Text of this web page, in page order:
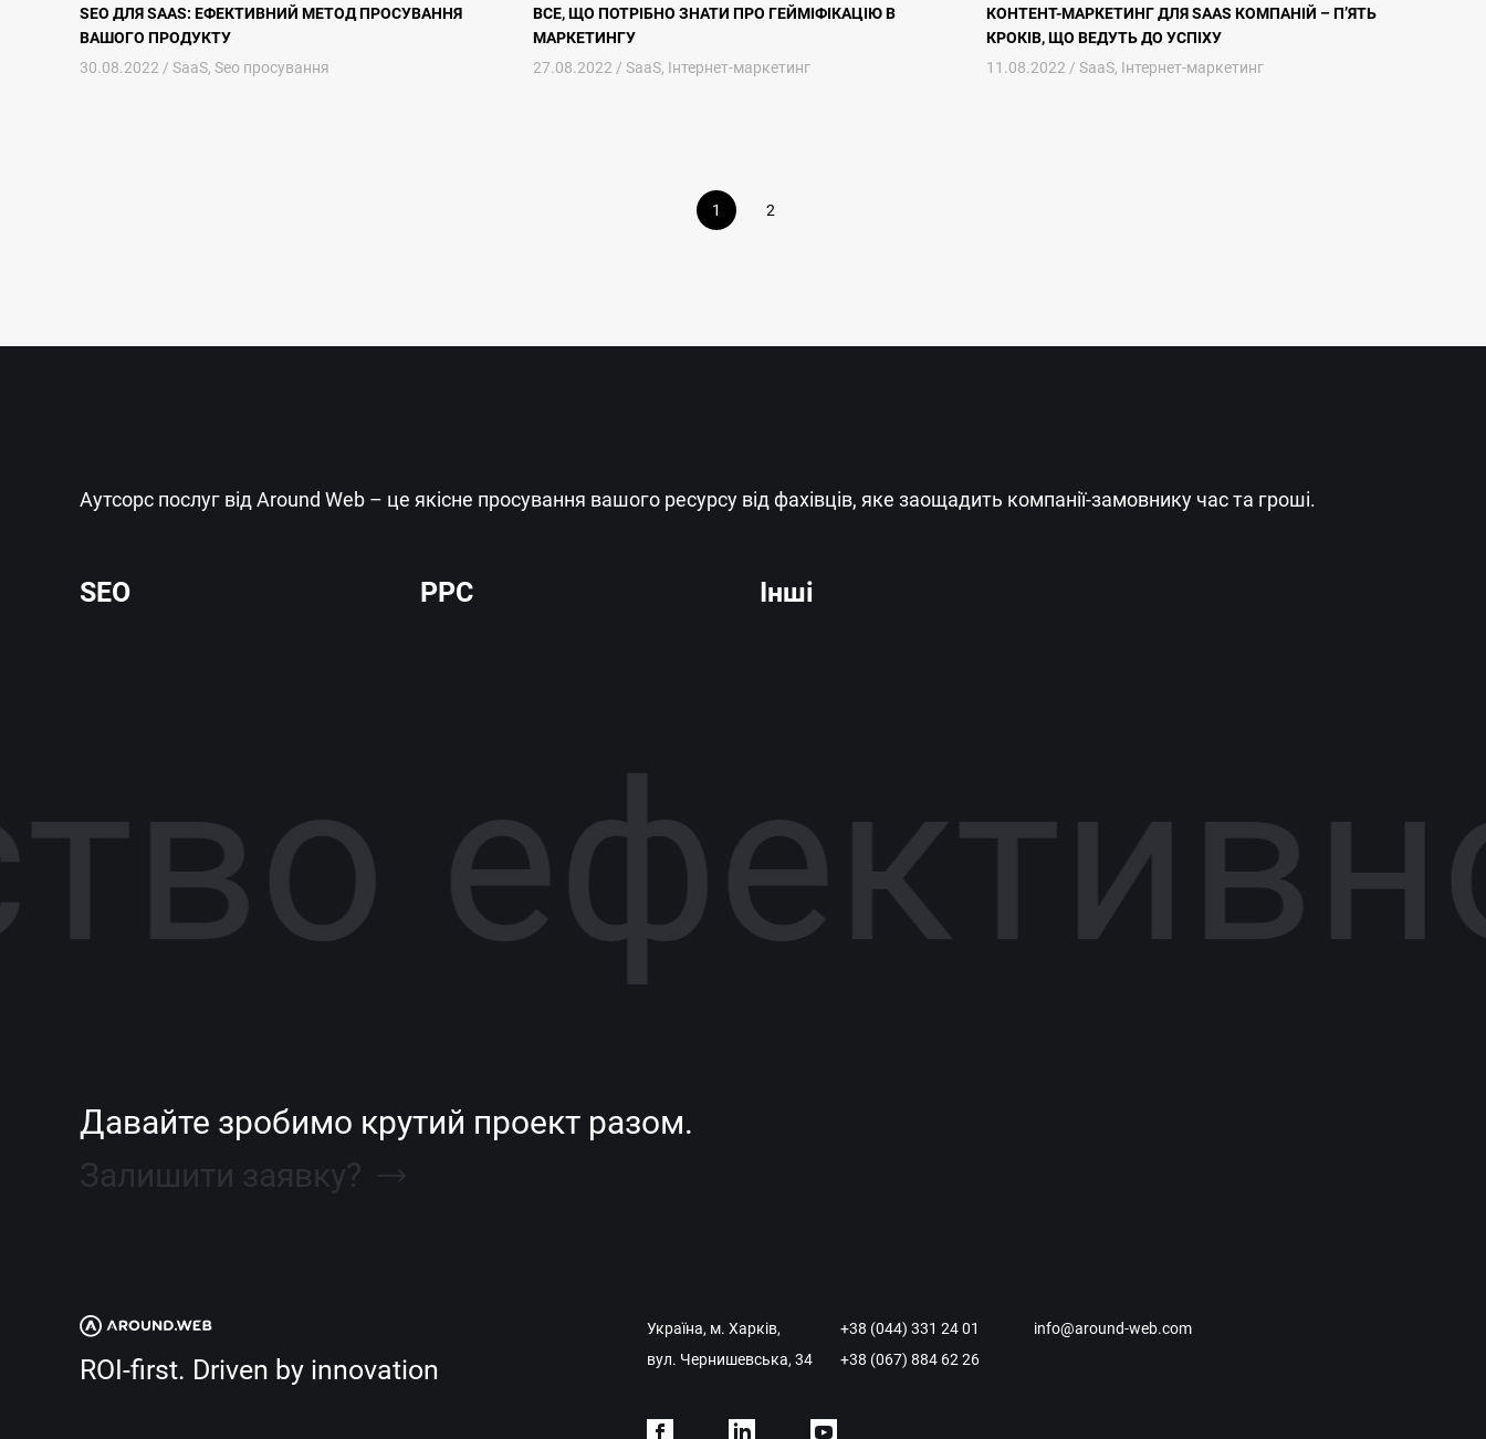
SEO ДЛЯ SAAS: ЕФЕКТИВНИЙ МЕТОД ПРОСУВАННЯ
ВАШОГО ПРОДУКТУ
30.08.2022 / SaaS, Seo просування
ВСЕ, ЩО ПОТРІБНО ЗНАТИ ПРО ГЕЙМІФІКАЦІЮ В
МАРКЕТИНГУ
27.08.2022 / SaaS, Інтернет-маркетинг
КОНТЕНТ-МАРКЕТИНГ ДЛЯ SAAS КОМПАНІЙ – П’ЯТЬ
КРОКІВ, ЩО ВЕДУТЬ ДО УСПІХУ
11.08.2022 / SaaS, Інтернет-маркетинг
1 2
Аутсорс послуг від Around Web – це якісне просування вашого ресурсу від фахівців, яке заощадить компанії-замовнику час та гроші.
SEO PPC Інші
Давайте зробимо крутий проект разом.
Залишити заявку?
ROI-first. Driven by innovation
Україна, м. Харків,
вул. Чернишевська, 34
+38 (044) 331 24 01
+38 (067) 884 62 26
info@around-web.com
Facebook